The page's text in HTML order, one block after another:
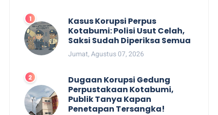
Kasus Korupsi Perpus
Kotabumi: Polisi Usut Celah,
Saksi Sudah Diperiksa Semua
Jumat, Agustus 07, 2026
Dugaan Korupsi Gedung
Perpustakaan Kotabumi,
Publik Tanya Kapan
Penetapan Tersangka!